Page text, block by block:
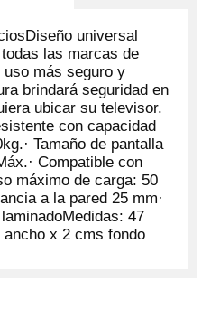
Diseño universal
las marcas de
más seguro y
brindará seguridad en
ubicar su televisor.
con capacidad
Tamaño de pantalla
Compatible con
máximo de carga: 50
a la pared 25 mm·
47
x 2 cms fondo